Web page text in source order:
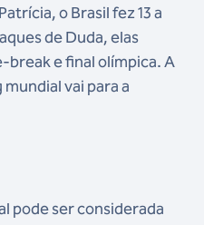
o Brasil fez 13 a
de Duda, elas
break e final olímpica. A
vai para a
pode ser considerada